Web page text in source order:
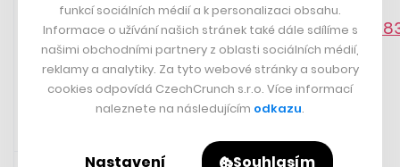
https://twitter.com/redbull/status/
funkcí sociálních médií a k personalizaci obsahu.
Informace o užívání našich stránek také dále sdílíme s
našimi obchodními partnery z oblasti sociálních médií,
reklamy a analytiky. Za tyto webové stránky a soubory
cookies odpovídá CzechCrunch s.r.o. Více informací
naleznete na následujícím odkazu.
Nastavení Souhlasím